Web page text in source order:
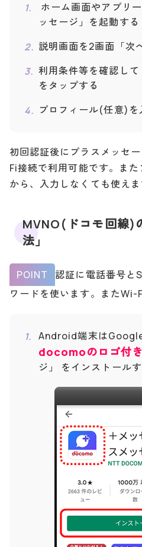
ホーム画面やアプリ
ッセージ」を起動する
説明画面を2画面「次
利用条件等を確認して
をタップする
プロフィール(任意)を
初回認証後にプラスメッセ
Fi接続で利用可能です。ま
から、入力しなくても使えま
MVNO(ドコモ回線)
法」
POINT
認証に電話番号と
ワードを使います。またWi-
Android端末は
docomoのロゴ付き
ジ」 をインストール